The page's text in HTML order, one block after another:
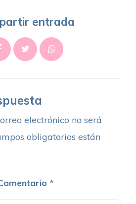
entrada
electrónico no será
obligatorios están
*